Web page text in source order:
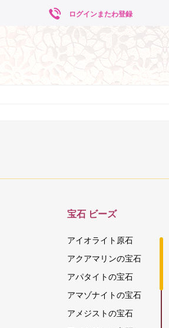
ログインまたわ登録
宝石 ビーズ
アイオライト原石
アクアマリンの宝石
アパタイトの宝石
アマゾナイトの宝石
アメジストの宝石